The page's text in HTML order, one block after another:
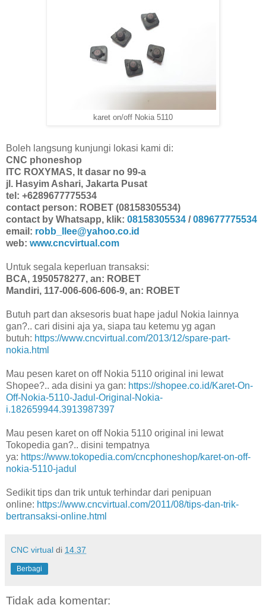
karet on/off Nokia 5110
Boleh langsung kunjungi lokasi kami di:
CNC phoneshop
ITC ROXYMAS, lt dasar no 99-a
jl. Hasyim Ashari, Jakarta Pusat
tel: +6289677775534
contact person: ROBET (08158305534)
contact by Whatsapp, klik: 08158305534 /089677775534
email: robb_llee@yahoo.co.id
web: www.cncvirtual.com
Untuk segala keperluan transaksi:
BCA, 1950578277, an: ROBET
Mandiri, 117-006-606-606-9, an: ROBET
Butuh part dan aksesoris buat hape jadul Nokia lainnya
gan?.. cari disini aja ya, siapa tau ketemu yg agan
butuh: https://www.cncvirtual.com/2013/12/spare-part-
nokia.html
Mau pesen karet on off Nokia 5110 original ini lewat
Shopee?.. ada disini ya gan: https://shopee.co.id/Karet-On-
Off-Nokia-5110-Jadul-Original-Nokia-
i.182659944.3913987397
Mau pesen karet on off Nokia 5110 original ini lewat
Tokopedia gan?.. disini tempatnya
ya: https://www.tokopedia.com/cncphoneshop/karet-on-off-
nokia-5110-jadul
Sedikit tips dan trik untuk terhindar dari penipuan
online: https://www.cncvirtual.com/2011/08/tips-dan-trik-
bertransaksi-online.html
CNC virtual di 14.37
Berbagi
Tidak ada komentar: